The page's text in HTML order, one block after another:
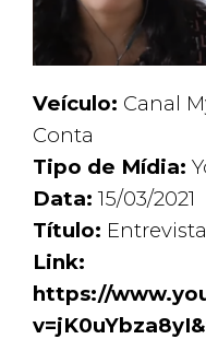
Veículo: Canal
Conta
Tipo de Mídia:
Data:15/03/2021
Título:
Link:
https://